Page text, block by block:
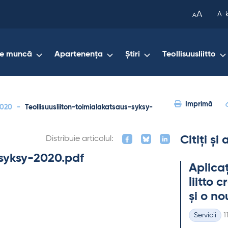
AA A-
muncă Apartenența Știri Teollisuusliitto
-
Teollisuusliiton-toimialakatsaus-syksy-
Imprimă
Distribuie articolul:
2020.pdf
Citiți și
liitto
și o
Categorii
Servicii
your
clipboard.)